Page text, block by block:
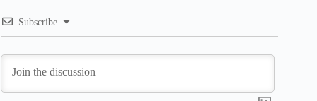
Subscribe